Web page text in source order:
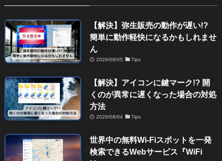
【解決】弥生販売の動作が遅い!?
簡単に動作軽快になるかもしれませ
ん
2026/08/05 Tips
【解決】アイコンに鍵マーク!? 開
くのが異常に遅くなった場合の対処
方法
2026/08/04 Tips
世界中の無料Wi-Fiスポットを一発
検索できるWebサービス『WiFi